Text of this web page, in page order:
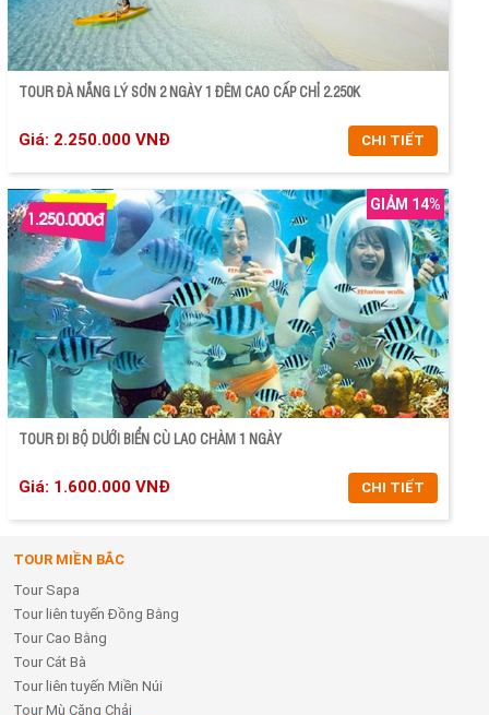
CHI TIẾT
ĐẶT TOUR
TOUR ĐÀ NẴNG LÝ SƠN 2 NGÀY 1 ĐÊM CAO CẤP CHỈ 2.250K
Giá: 2.250.000 VNĐ CHI TIẾT
GIẢM 14%
TOUR ĐI BỘ DƯỚI BIỂN CÙ LAO CHÀM 1 NGÀY
Giá: 1.600.000 VNĐ CHI TIẾT
TOUR MIỀN BẮC
Tour Sapa
Tour liên tuyến Đồng Bằng
Tour Cao Bằng
Tour Cát Bà
Tour liên tuyến Miền Núi
Tour Mù Căng Chải